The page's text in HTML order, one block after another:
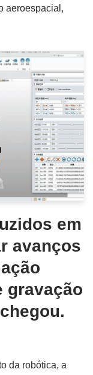
aeroespacial,
em
avanços
gravação
da robótica, a